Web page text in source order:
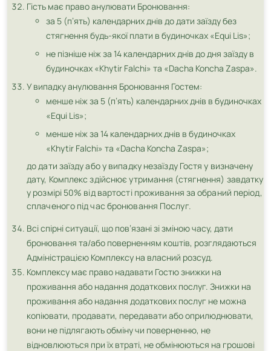
Гість має право анулювати Бронювання:
за 5 (п’ять) календарних днів до дати заїзду без
стягнення будь-якої плати в будиночках «Equi Lis»;
не пізніше ніж за 14 календарних днів до дня заїзду в
будиночках «Khytir Falchi» та «Dacha Koncha Zaspa».
У випадку анулювання Бронювання Гостем:
менше ніж за 5 (п’ять) календарних днів в будиночках
«Equi Lis»;
менше ніж за 14 календарних днів в будиночках
«Khytir Falchi» та «Dacha Koncha Zaspa»;
до дати заїзду або у випадку незаїзду Гостя у визначену
дату, Комплекс здійснює утримання (стягнення) завдатку
у розмірі 50% від вартості проживання за обраний період,
сплаченого під час бронювання Послуг.
Всі спірні ситуації, що пов’язані зі зміною часу, дати
бронювання та/або поверненням коштів, розглядаються
Адміністрацією Комплексу на власний розсуд.
Комплексу має право надавати Гостю знижки на
проживання або надання додаткових послуг. Знижки на
проживання або надання додаткових послуг не можна
копіювати, продавати, передавати або оприлюднювати,
вони не підлягають обміну чи поверненню, не
відновлюються при їх втраті, не обмінюються на грошові